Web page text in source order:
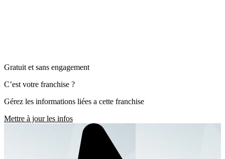
Gratuit et sans engagement
C’est votre franchise ?
Gérez les informations liées a cette franchise
Mettre à jour les infos